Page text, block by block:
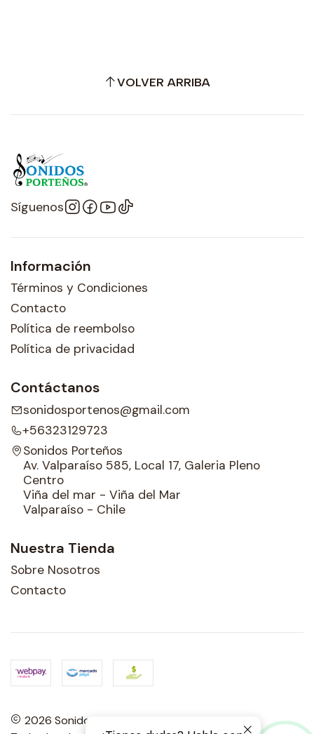
VOLVER ARRIBA
Síguenos
Información
Términos y Condiciones
Contacto
Política de reembolso
Política de privacidad
Contáctanos
sonidosportenos@gmail.com
+56323129723
Sonidos Porteños
Av. Valparaíso 585, Local 17, Galeria Pleno
Centro
Viña del mar - Viña del Mar
Valparaíso - Chile
Nuestra Tienda
Sobre Nosotros
Contacto
2026 Sonidos Porteños.